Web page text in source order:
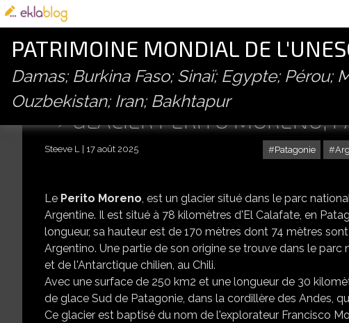
PATRIMOINE MONDIAL DE
Damas; Burkina Faso; Sinaï; Egypte;
Ouzbekistan; Iran; Bakhtapur
GLACIER PERITO MORENO,
Patagonie
Steeve L 17 août 2025
Le Perito Moreno, est un glacier situé dans le parc
Argentine. Il est situé à 78 kilomètres d'El Calafate, en
longueur, sa hauteur est de 170 mètres dont 74 mètres
Argentino. Une partie de son origine se trouve dans le
et de l'Antarctique chilien, au Chili.
Avec une surface de 250 km2 et une longueur de 30
de glace Sud de Patagonie, dans la cordillère des Andes,
Ce glacier est baptisé du nom de l'explorateur Francisco